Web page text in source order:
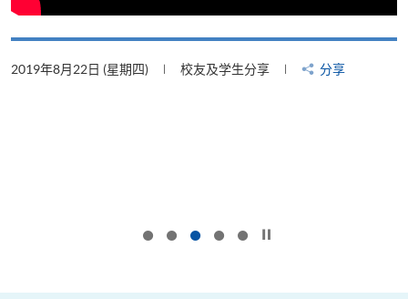
2019年8月22日 (星期四) 校友及学生分享 分享